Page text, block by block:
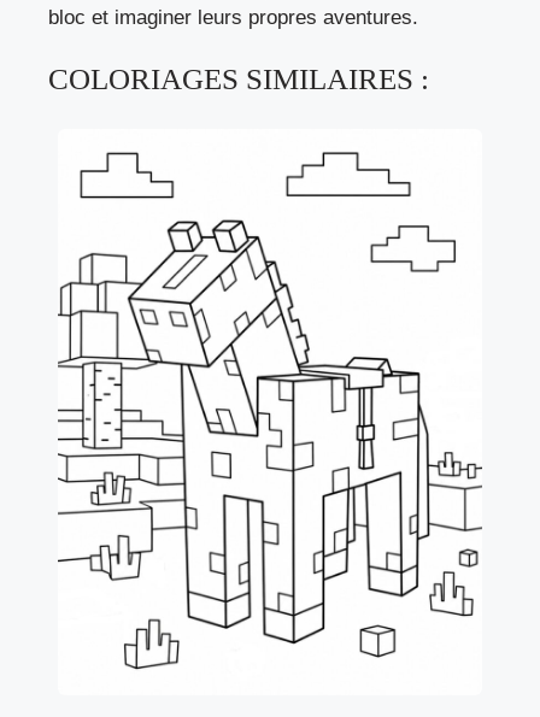
bloc et imaginer leurs propres aventures.
COLORIAGES SIMILAIRES :